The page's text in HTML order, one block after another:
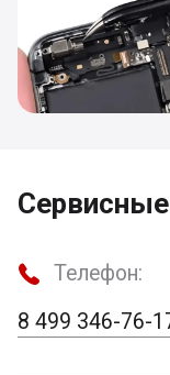
Телефон:
8 499 346-76-